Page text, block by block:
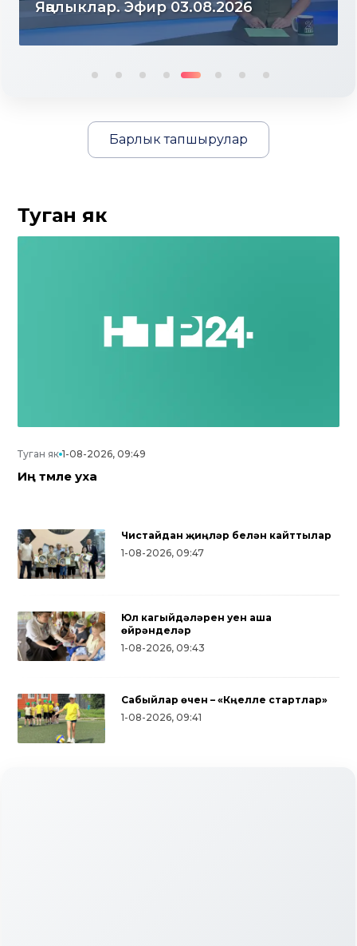
Яңалыклар. Эфир 03.08.2026
Барлык тапшырулар
Туган як
Туган як 1-08-2026, 09:49
Иң тәмле уха
Чистайдан җиңүләр белән кайттылар
1-08-2026, 09:47
Юл кагыйдәләрен уен аша
өйрәнделәр
1-08-2026, 09:43
Сабыйлар өчен – «Күңелле стартлар»
1-08-2026, 09:41